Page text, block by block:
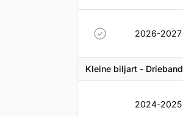
2026-2027
Kleine biljart - Drieband
2024-2025